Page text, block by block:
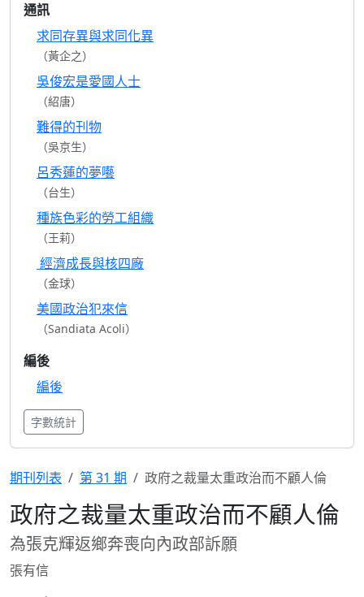
通訊
求同存異與求同化異
（黃企之）
吳俊宏是愛國人士
（紹唐）
難得的刊物
（吳京生）
呂秀蓮的夢囈
（台生）
種族色彩的勞工組織
（王莉）
經濟成長與核四廠
（金球）
美國政治犯來信
（Sandiata Acoli）
編後
編後
字數統計
期刊列表 第 31 期 政府之裁量太重政治而不顧人倫
政府之裁量太重政治而不顧人倫
為張克輝返鄉奔喪向內政部訴願
張有信